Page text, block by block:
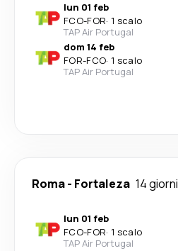
lun 01 feb
FCO-FOR· 1 scalo
TAP Air Portugal
dom 14 feb
FOR-FCO· 1 scalo
TAP Air Portugal
Roma- Fortaleza 14 giorni
lun 01 feb
FCO-FOR· 1 scalo
TAP Air Portugal